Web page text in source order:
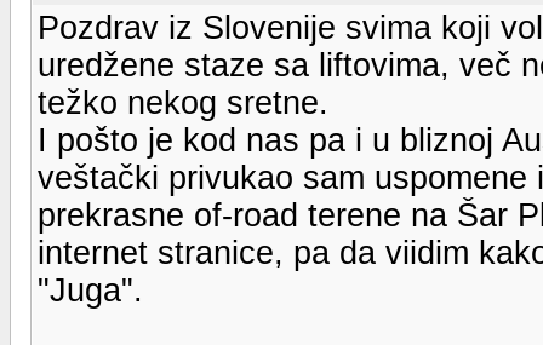
Pozdrav iz Slovenije svima koji
uredžene staze sa liftovima, več
težko nekog sretne.
I pošto je kod nas pa i u bliznoj
veštački privukao sam
prekrasne of-road terene na Šar
internet stranice, pa da viidim
"Juga".